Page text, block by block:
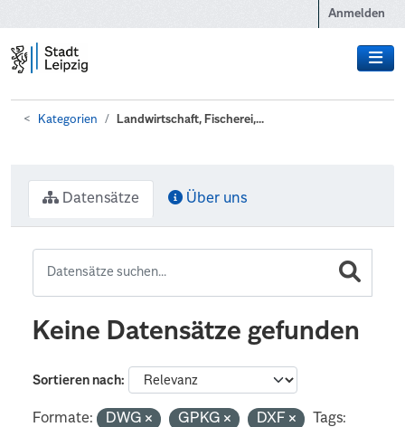
Anmelden
Kategorien Landwirtschaft, Fischerei,...
Datensätze Über uns
Keine Datensätze gefunden
Sortieren nach
Formate: DWG GPKG DXF
Tags: